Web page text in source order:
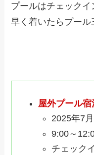
プールはチェックイ
早く着いたらプール
屋外プール宿
2025年7
9:00～
チェック